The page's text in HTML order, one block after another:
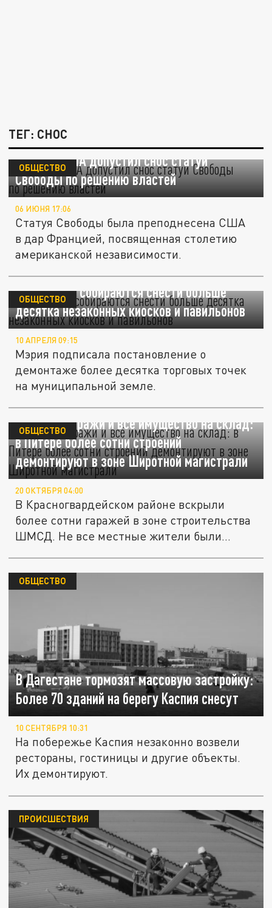
ТЕГ: СНОС
Минюст США допустил снос статуи
Свободы по решению властей
ОБЩЕСТВО
06 ИЮНЯ 17:06
Статуя Свободы была преподнесена США
в дар Францией, посвященная столетию
американской независимости.
В Кемерове собираются снести больше
десятка незаконных киосков и павильонов
ОБЩЕСТВО
10 АПРЕЛЯ 09:15
Мэрия подписала постановление о
демонтаже более десятка торговых точек
на муниципальной земле.
Вскрыли гаражи и всё имущество на склад:
в Питере более сотни строений
демонтируют в зоне Широтной магистрали
ОБЩЕСТВО
20 ОКТЯБРЯ 04:00
В Красногвардейском районе вскрыли
более сотни гаражей в зоне строительства
ШМСД. Не все местные жители были...
В Дагестане тормозят массовую застройку:
Более 70 зданий на берегу Каспия снесут
ОБЩЕСТВО
10 СЕНТЯБРЯ 10:31
На побережье Каспия незаконно возвели
рестораны, гостиницы и другие объекты.
Их демонтируют.
ПРОИСШЕСТВИЯ